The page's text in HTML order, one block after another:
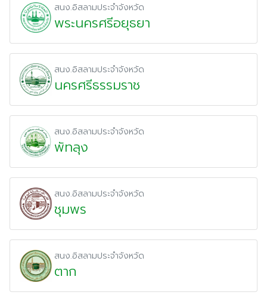
สนง.อิสลามประจำจังหวัด
พระนครศรีอยุธยา
สนง.อิสลามประจำจังหวัด
นครศรีธรรมราช
สนง.อิสลามประจำจังหวัด
พัทลุง
สนง.อิสลามประจำจังหวัด
ชุมพร
สนง.อิสลามประจำจังหวัด
ตาก